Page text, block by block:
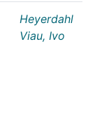
Heyerdahl
Viau, Ivo